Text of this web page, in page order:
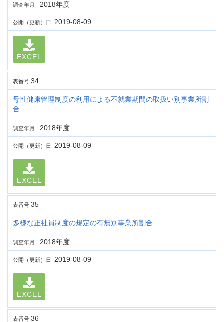
調査年月 2018年度
公開（更新）日 2019-08-09
EXCEL
表番号 34
母性健康管理制度の利用による不就業期間の取扱い別事業所割
合
調査年月 2018年度
公開（更新）日 2019-08-09
EXCEL
表番号 35
多様な正社員制度の規定の有無別事業所割合
調査年月 2018年度
公開（更新）日 2019-08-09
EXCEL
表番号 36